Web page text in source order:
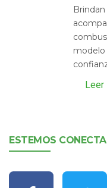
modelo
Leer
ESTEMOS